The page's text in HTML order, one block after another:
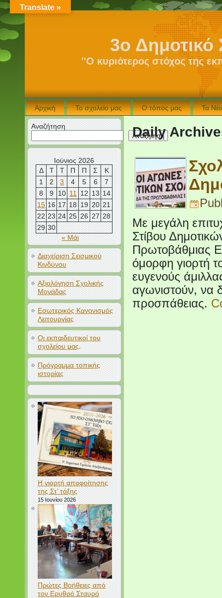
3ο Δημοτικό
''Ο κυριότερος στόχος της
Αρχική Το σχολείο μας Ο τόπος μας Τα
Αναζήτηση
Αναζήτηση
Ιούνιος 2026
Δ
Τ Τ Π Π Σ
Κ
1
2 3 4 5 6
7
8
9 10 11 12 13 14
15 16 17 18 19 20 21
22 23 24 25 26 27 28
29 30
« Μάι
Διαχείριση Σεισμικού
Κινδύνου
Αξιολόγηση Σχολικής
Μονάδας
Εσωτερικός Κανονισμός
Λειτουργίας
Οι εκπαιδευτικοί του
σχολείου μας
Πρόγραμμα τοπικής
ιστορίας
Η γιορτή αποφοίτησης
της Στ’ τάξης
15 Ιουνίου 2026
Πρώτες Βοήθειες από
τον Ερυθρό Σταυρό
Daily
Με μεγάλη
Στίβου
Πρωτοβάθμιας
όμορφη γιορτή
ευγενούς
αγωνιστούν, να
προσπάθειας.
Translate »